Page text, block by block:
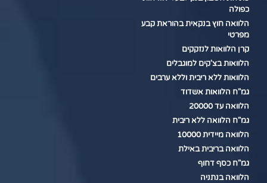
כפולה
הלוואה חוץ בנקאית בהוראת קבע
מפרטי
קרן הלוואות לנזקקים
הלוואות בצ'קים למוגבלים
הלוואות ללא ריבית וללא ערבים
גמ"ח הלוואות אשדוד
הלוואה עד 20000
גמ"ח הלוואה ללא ריבית
הלוואה מיידית 10000
הלוואה בריבית באילת
גמ"ח כסף דחוף
הלוואה בנתניה